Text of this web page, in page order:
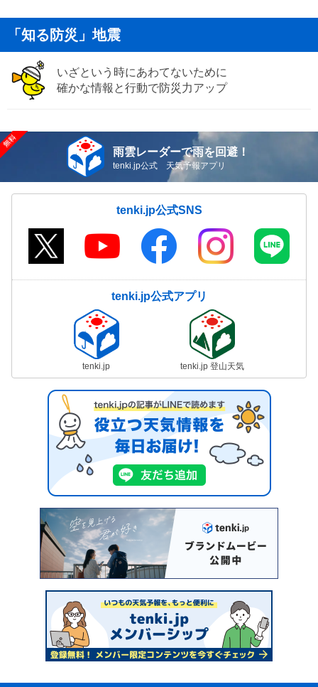
「知る防災」地震
いざという時にあわてないために
確かな情報と行動で防災力アップ
雨雲レーダーで雨を回避！
tenki.jp公式 天気予報アプリ
tenki.jp公式SNS
tenki.jp公式アプリ
tenki.jp tenki.jp 登山天気